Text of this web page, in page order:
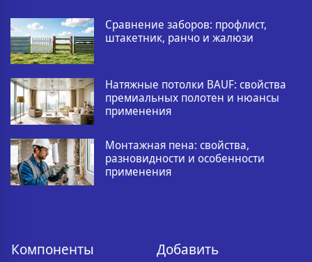
Сравнение заборов: профлист,
штакетник, ранчо и жалюзи
Натяжные потолки BAUF: свойства
премиальных полотен и нюансы
применения
Монтажная пена: свойства,
разновидности и особенности
применения
Компоненты Добавить